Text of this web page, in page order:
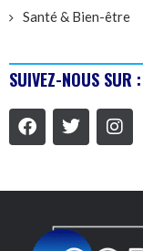
Santé & Bien-être
SUIVEZ-NOUS SUR :